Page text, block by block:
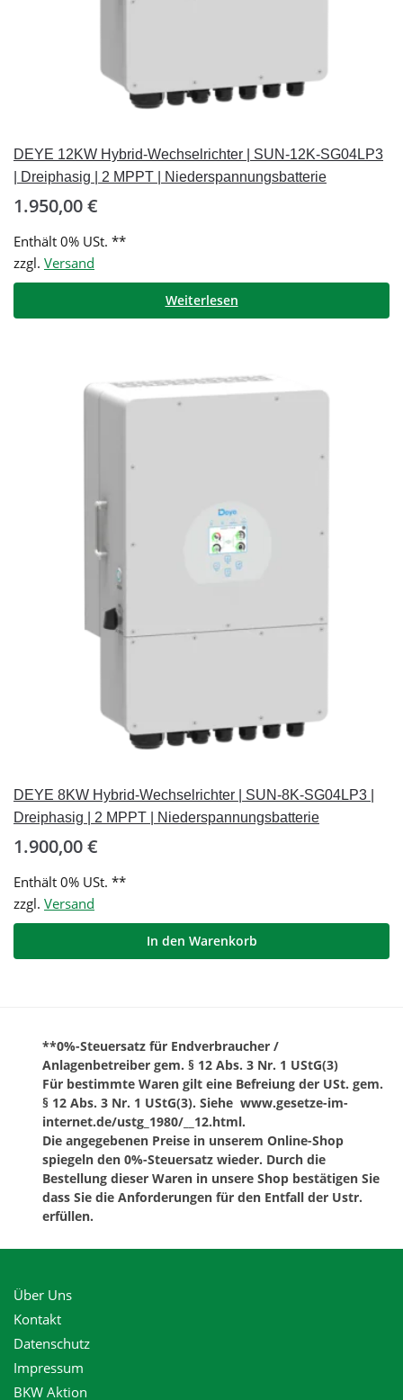
DEYE 12KW Hybrid-Wechselrichter | SUN-12K-SG04LP3
| Dreiphasig | 2 MPPT | Niederspannungsbatterie
1.950,00€
Enthält 0% USt. **
zzgl. Versand
Weiterlesen
DEYE 8KW Hybrid-Wechselrichter | SUN-8K-SG04LP3 |
Dreiphasig | 2 MPPT | Niederspannungsbatterie
1.900,00€
Enthält 0% USt. **
zzgl. Versand
In den Warenkorb
**0%-Steuersatz für Endverbraucher /
Anlagenbetreiber gem. § 12 Abs. 3 Nr. 1 UStG(3)
Für bestimmte Waren gilt eine Befreiung der USt. gem.
§ 12 Abs. 3 Nr. 1 UStG(3). Siehe www.gesetze-im-
internet.de/ustg_1980/__12.html.
Die angegebenen Preise in unserem Online-Shop
spiegeln den 0%-Steuersatz wieder. Durch die
Bestellung dieser Waren in unsere Shop bestätigen Sie
dass Sie die Anforderungen für den Entfall der Ustr.
erfüllen.
Über Uns
Kontakt
Datenschutz
Impressum
BKW Aktion